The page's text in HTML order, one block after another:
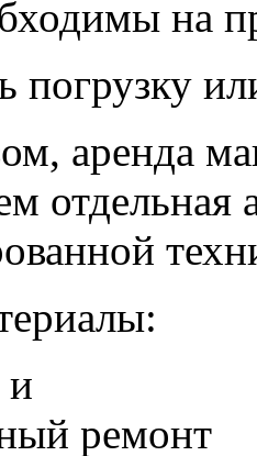
на
аренда
отдельная